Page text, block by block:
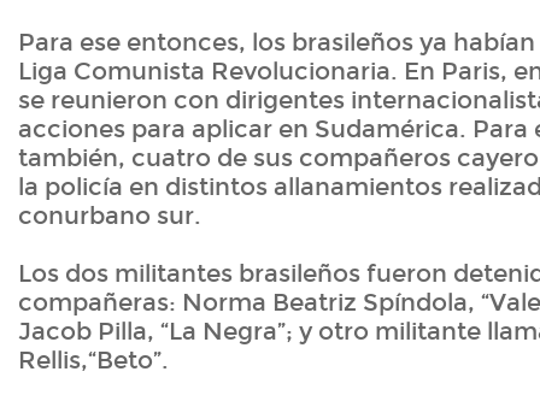
Para ese entonces, los brasileños ya
Liga Comunista Revolucionaria. En Paris,
se reunieron con dirigentes
acciones para aplicar en Sudamérica. Para
también, cuatro de sus compañeros
la policía en distintos allanamientos
conurbano sur.
Los dos militantes brasileños fueron
compañeras: Norma Beatriz Spíndola,
Jacob Pilla, “La Negra”; y otro militante
Rellis,“Beto”.